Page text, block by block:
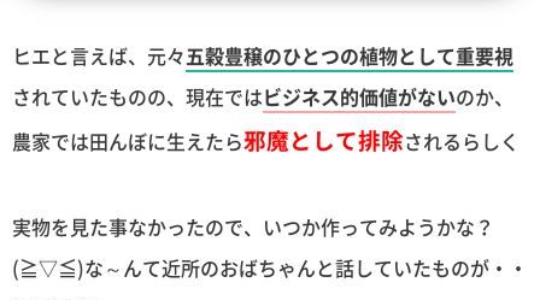
ヒエと言えば、元々五穀豊穣のひとつの植物として重要視
されていたものの、現在ではビジネス的価値がないのか、
農家では田んぼに生えたら邪魔として排除されるらしく
実物を見た事なかったので、いつか作ってみようかな？
(≧▽≦)な～んて近所のおばちゃんと話していたものが・・